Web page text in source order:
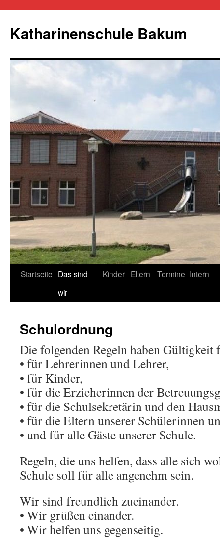
springen
Katharinenschule Bakum
Startseite Das sind
wir
Kinder Eltern Termine Intern
Schulordnung
Die folgenden Regeln haben Gültigkeit
• für Lehrerinnen und Lehrer,
• für Kinder,
• für die Erzieherinnen der
• für die Schulsekretärin und den
• für die Eltern unserer Schülerinnen
• und für alle Gäste unserer Schule.
Regeln, die uns helfen, dass alle sich
Schule soll für alle angenehm sein.
Wir sind freundlich zueinander.
• Wir grüßen einander.
• Wir helfen uns gegenseitig.